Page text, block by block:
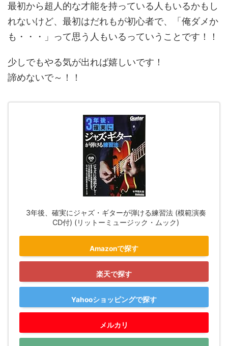
最初から超人的な才能を持っている人もいるかもし
れないけど、最初はだれもが初心者で、「俺ダメか
も・・・」って思う人もいるっていうことです！！
少しでもやる気が出れば嬉しいです！
諦めないで～！！
3年後、確実にジャズ・ギターが弾ける練習法 (模範演奏
CD付) (リットーミュージック・ムック)
Amazonで探す
楽天で探す
Yahooショッピングで探す
メルカリ